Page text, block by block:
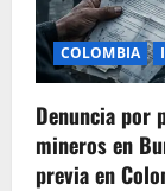
COLOMBIA
Denuncia por
mineros en
previa en